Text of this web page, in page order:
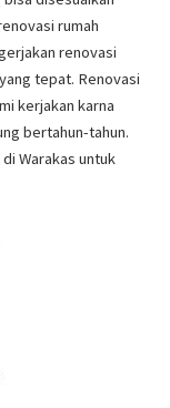
rumah
renovasi
tepat. Renovasi
kerjakan karna
bertahun-tahun.
Warakas untuk